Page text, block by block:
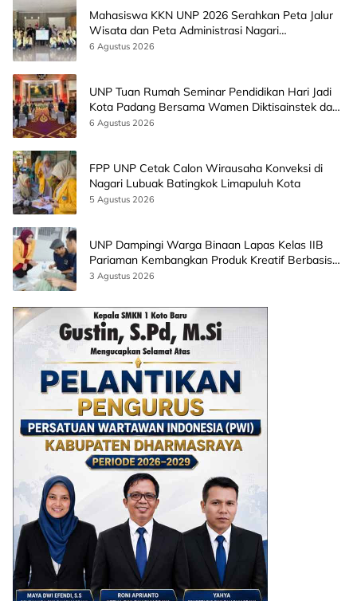
Mahasiswa KKN UNP 2026 Serahkan Peta Jalur
Wisata dan Peta Administrasi Nagari
Paninggahan
6 Agustus 2026
UNP Tuan Rumah Seminar Pendidikan Hari Jadi
Kota Padang Bersama Wamen Diktisainstek dan
CEO EMGS Malaysia
6 Agustus 2026
FPP UNP Cetak Calon Wirausaha Konveksi di
Nagari Lubuak Batingkok Limapuluh Kota
5 Agustus 2026
UNP Dampingi Warga Binaan Lapas Kelas IIB
Pariaman Kembangkan Produk Kreatif Berbasis
AI
3 Agustus 2026